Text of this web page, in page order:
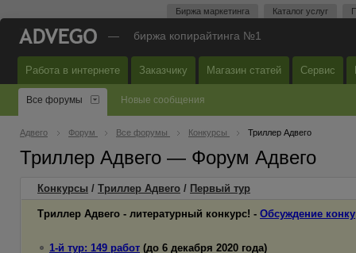
Биржа маркетинга Каталог услуг
— биржа копирайтинга №1
Работа в интернете Заказчику Магазин статей Сервис
Все форумы Новые сообщения
Адвего Форум Все форумы Конкурсы Триллер Адвего
Триллер Адвего — Форум Адвего
Конкурсы / Триллер Адвего / Первый тур
Триллер Адвего - литературный конкурс! - Обсуждение
1-й тур: 149 работ (до 6 декабря 2020 года)